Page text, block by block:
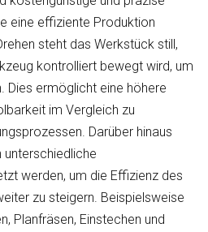
eine effiziente Produktion
steht das Werkstück still,
kontrolliert bewegt wird, um
Dies ermöglicht eine höhere
im Vergleich zu
Darüber hinaus
unterschiedliche
werden, um die Effizienz des
zu steigern. Beispielsweise
Planfräsen, Einstechen und